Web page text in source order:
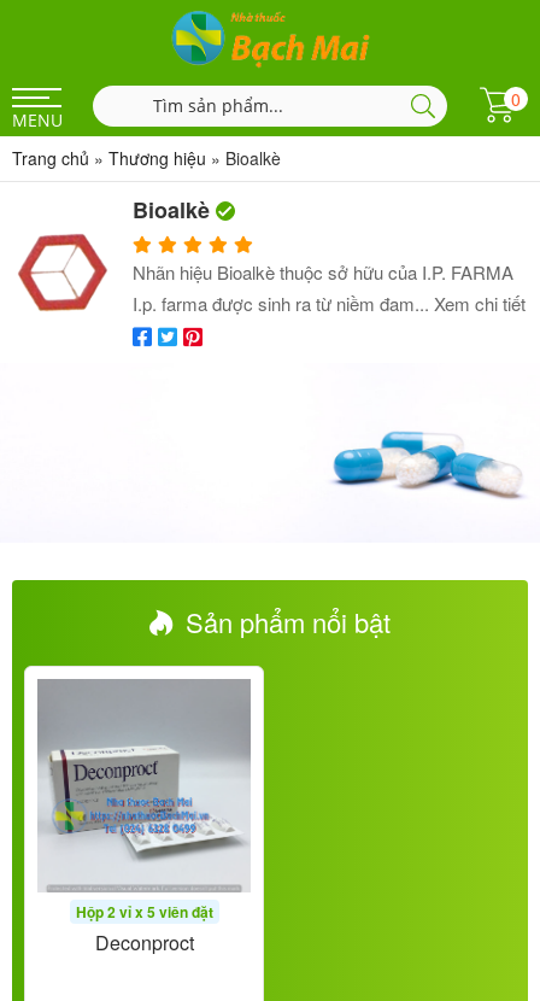
MENU
0
Trang chủ » Thương hiệu » Bioalkè
Bioalkè
Nhãn hiệu Bioalkè thuộc sở hữu của I.P. FARMA
I.p. farma được sinh ra từ niềm đam... Xem chi tiết
Sản phẩm nổi bật
Hộp 2 vỉ x 5 viên đặt
Deconproct